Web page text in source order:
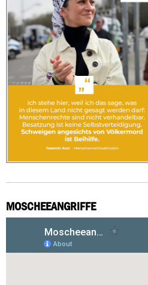
MOSCHEEANGRIFFE